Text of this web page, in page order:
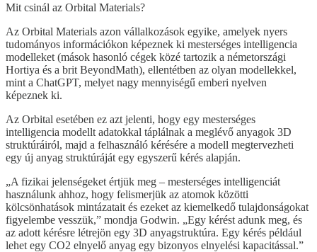
Mit csinál az Orbital Materials?
Az Orbital Materials azon vállalkozások egyike, amelyek nyers
tudományos információkon képeznek ki mesterséges intelligencia
modelleket (mások hasonló cégek közé tartozik a németországi
Hortiya és a brit BeyondMath), ellentétben az olyan modellekkel,
mint a ChatGPT, melyet nagy mennyiségű emberi nyelven
képeznek ki.
Az Orbital esetében ez azt jelenti, hogy egy mesterséges
intelligencia modellt adatokkal táplálnak a meglévő anyagok 3D
struktúráiról, majd a felhasználó kérésére a modell megtervezheti
egy új anyag struktúráját egy egyszerű kérés alapján.
„A fizikai jelenségeket értjük meg – mesterséges intelligenciát
használunk ahhoz, hogy felismerjük az atomok közötti
kölcsönhatások mintázatait és ezeket az kiemelkedő tulajdonságokat
figyelembe vesszük,” mondja Godwin. „Egy kérést adunk meg, és
az adott kérésre létrejön egy 3D anyagstruktúra. Egy kérés például
lehet egy CO2 elnyelő anyag egy bizonyos elnyelési kapacitással.”